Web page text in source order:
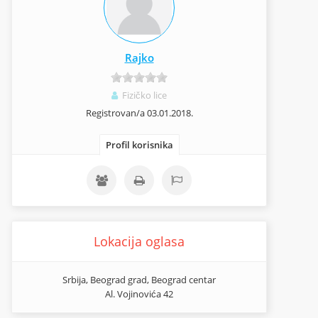
Rajko
Fizičko lice
Registrovan/a 03.01.2018.
Profil korisnika
Lokacija oglasa
Srbija, Beograd grad, Beograd centar
Al. Vojinovića 42